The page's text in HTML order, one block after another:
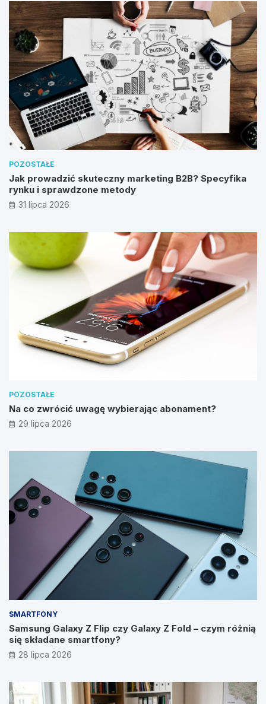
POZOSTAŁE
Jak prowadzić skuteczny marketing B2B? Specyfika
rynku i sprawdzone metody
31 lipca 2026
POZOSTAŁE
Na co zwrócić uwagę wybierając abonament?
29 lipca 2026
SMARTFONY
Samsung Galaxy Z Flip czy Galaxy Z Fold – czym różnią
się składane smartfony?
28 lipca 2026